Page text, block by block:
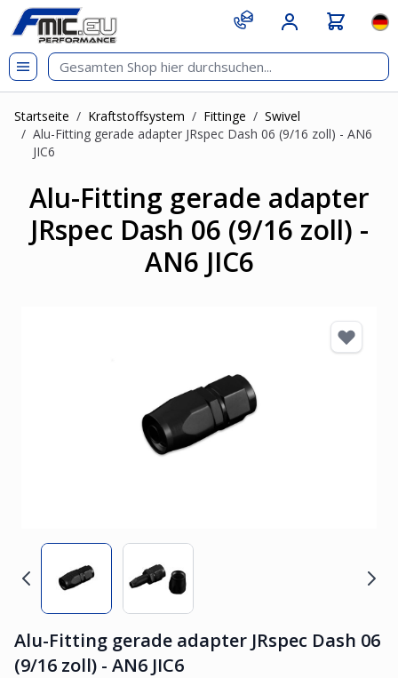
Zum Inhalt springen
git s
Startseite / Kraftstoffsystem / Fittinge / Swivel
/ Alu-Fitting gerade adapter JRspec Dash 06 (9/16 zoll) - AN6
JIC6
Alu-Fitting gerade adapter
JRspec Dash 06 (9/16 zoll) -
AN6 JIC6
Alu-Fitting gerade adapter JRspec Dash 06
(9/16 zoll) - AN6 JIC6